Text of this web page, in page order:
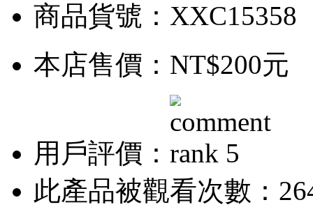
商品貨號：XXC15358
本店售價： NT$200元
用戶評價：
此產品被觀看次數：